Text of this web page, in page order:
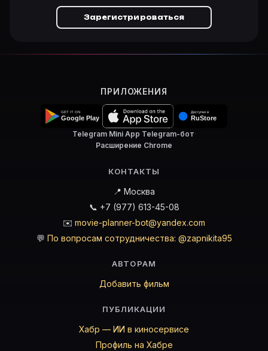
Зарегистрироваться
ПРИЛОЖЕНИЯ
Telegram Mini App·Telegram-бот·
Расширение Chrome
КОНТАКТЫ
📍 Москва
📞 +7 (977) 613-45-08
✉️ movie-planner-bot@yandex.com
💬 По вопросам сотрудничества: @zapnikita95
АВТОРАМ
Добавить фильм
ПУБЛИКАЦИИ
Хабр — ИИ в киносервисе
Профиль на Хабре